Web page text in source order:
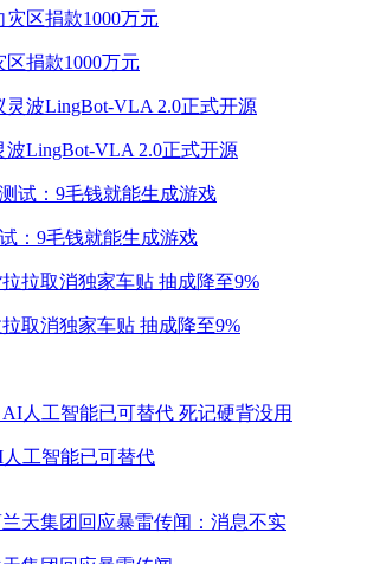
捐款1000万元
LingBot-VLA 2.0正式开源
：9毛钱就能生成游戏
取消独家车贴 抽成降至9%
工智能已可替代